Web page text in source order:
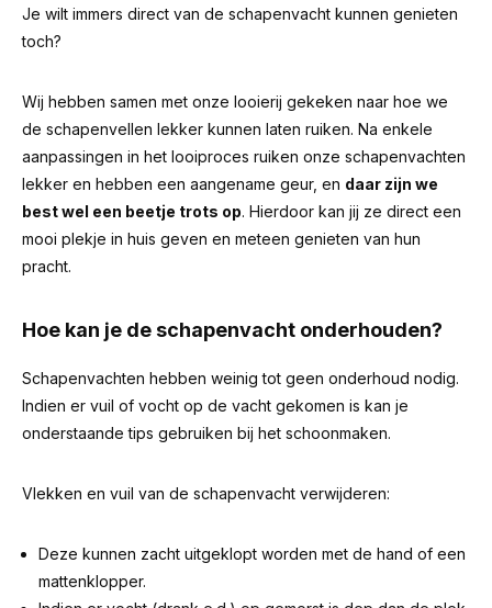
Je wilt immers direct van de schapenvacht kunnen genieten
toch?
Wij hebben samen met onze looierij gekeken naar hoe we
de schapenvellen lekker kunnen laten ruiken. Na enkele
aanpassingen in het looiproces ruiken onze schapenvachten
lekker en hebben een aangename geur, en daar zijn we
best wel een beetje trots op. Hierdoor kan jij ze direct een
mooi plekje in huis geven en meteen genieten van hun
pracht.
Hoe kan je de schapenvacht onderhouden?
Schapenvachten hebben weinig tot geen onderhoud nodig.
Indien er vuil of vocht op de vacht gekomen is kan je
onderstaande tips gebruiken bij het schoonmaken.
Vlekken en vuil van de schapenvacht verwijderen:
Deze kunnen zacht uitgeklopt worden met de hand of een
mattenklopper.